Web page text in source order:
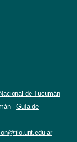
de Tucumán
- Guía de